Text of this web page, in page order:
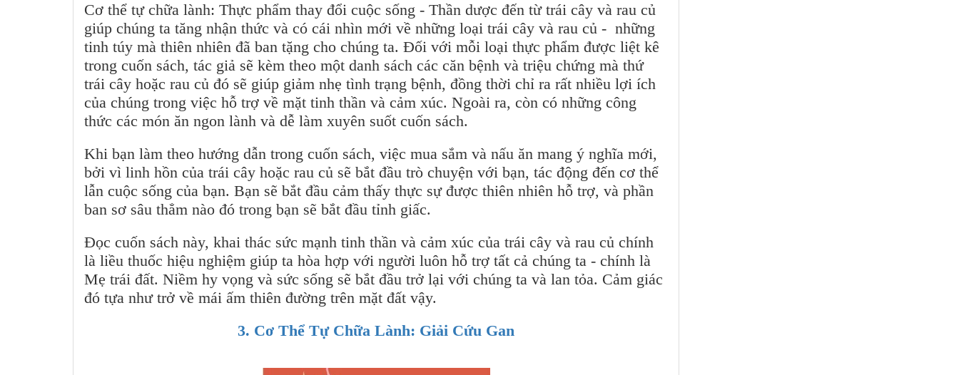
Cơ thể tự chữa lành: Thực phẩm thay đổi cuộc sống - Thần dược đến từ trái cây và rau củ
giúp chúng ta tăng nhận thức và có cái nhìn mới về những loại trái cây và rau củ - những
tinh túy mà thiên nhiên đã ban tặng cho chúng ta. Đối với mỗi loại thực phẩm được liệt kê
trong cuốn sách, tác giả sẽ kèm theo một danh sách các căn bệnh và triệu chứng mà thứ
trái cây hoặc rau củ đó sẽ giúp giảm nhẹ tình trạng bệnh, đồng thời chỉ ra rất nhiều lợi ích
của chúng trong việc hỗ trợ về mặt tinh thần và cảm xúc. Ngoài ra, còn có những công
thức các món ăn ngon lành và dễ làm xuyên suốt cuốn sách.
Khi bạn làm theo hướng dẫn trong cuốn sách, việc mua sắm và nấu ăn mang ý nghĩa mới,
bởi vì linh hồn của trái cây hoặc rau củ sẽ bắt đầu trò chuyện với bạn, tác động đến cơ thể
lẫn cuộc sống của bạn. Bạn sẽ bắt đầu cảm thấy thực sự được thiên nhiên hỗ trợ, và phần
ban sơ sâu thẳm nào đó trong bạn sẽ bắt đầu tỉnh giấc.
Đọc cuốn sách này, khai thác sức mạnh tinh thần và cảm xúc của trái cây và rau củ chính
là liều thuốc hiệu nghiệm giúp ta hòa hợp với người luôn hỗ trợ tất cả chúng ta - chính là
Mẹ trái đất. Niềm hy vọng và sức sống sẽ bắt đầu trở lại với chúng ta và lan tỏa. Cảm giác
đó tựa như trở về mái ấm thiên đường trên mặt đất vậy.
3. Cơ Thể Tự Chữa Lành: Giải Cứu Gan